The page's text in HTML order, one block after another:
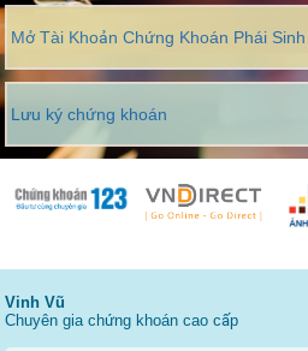
Mở Tài Khoản Chứng Khoán Phái Sinh
Lưu ký chứng khoán
Vinh Vũ
Chuyên gia chứng khoán cao cấp